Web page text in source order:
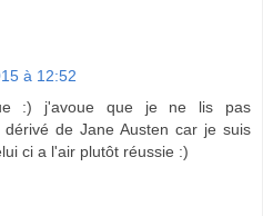
à 12:52
:) j'avoue que je ne lis pas
de Jane Austen car je suis
ci a l'air plutôt réussie :)